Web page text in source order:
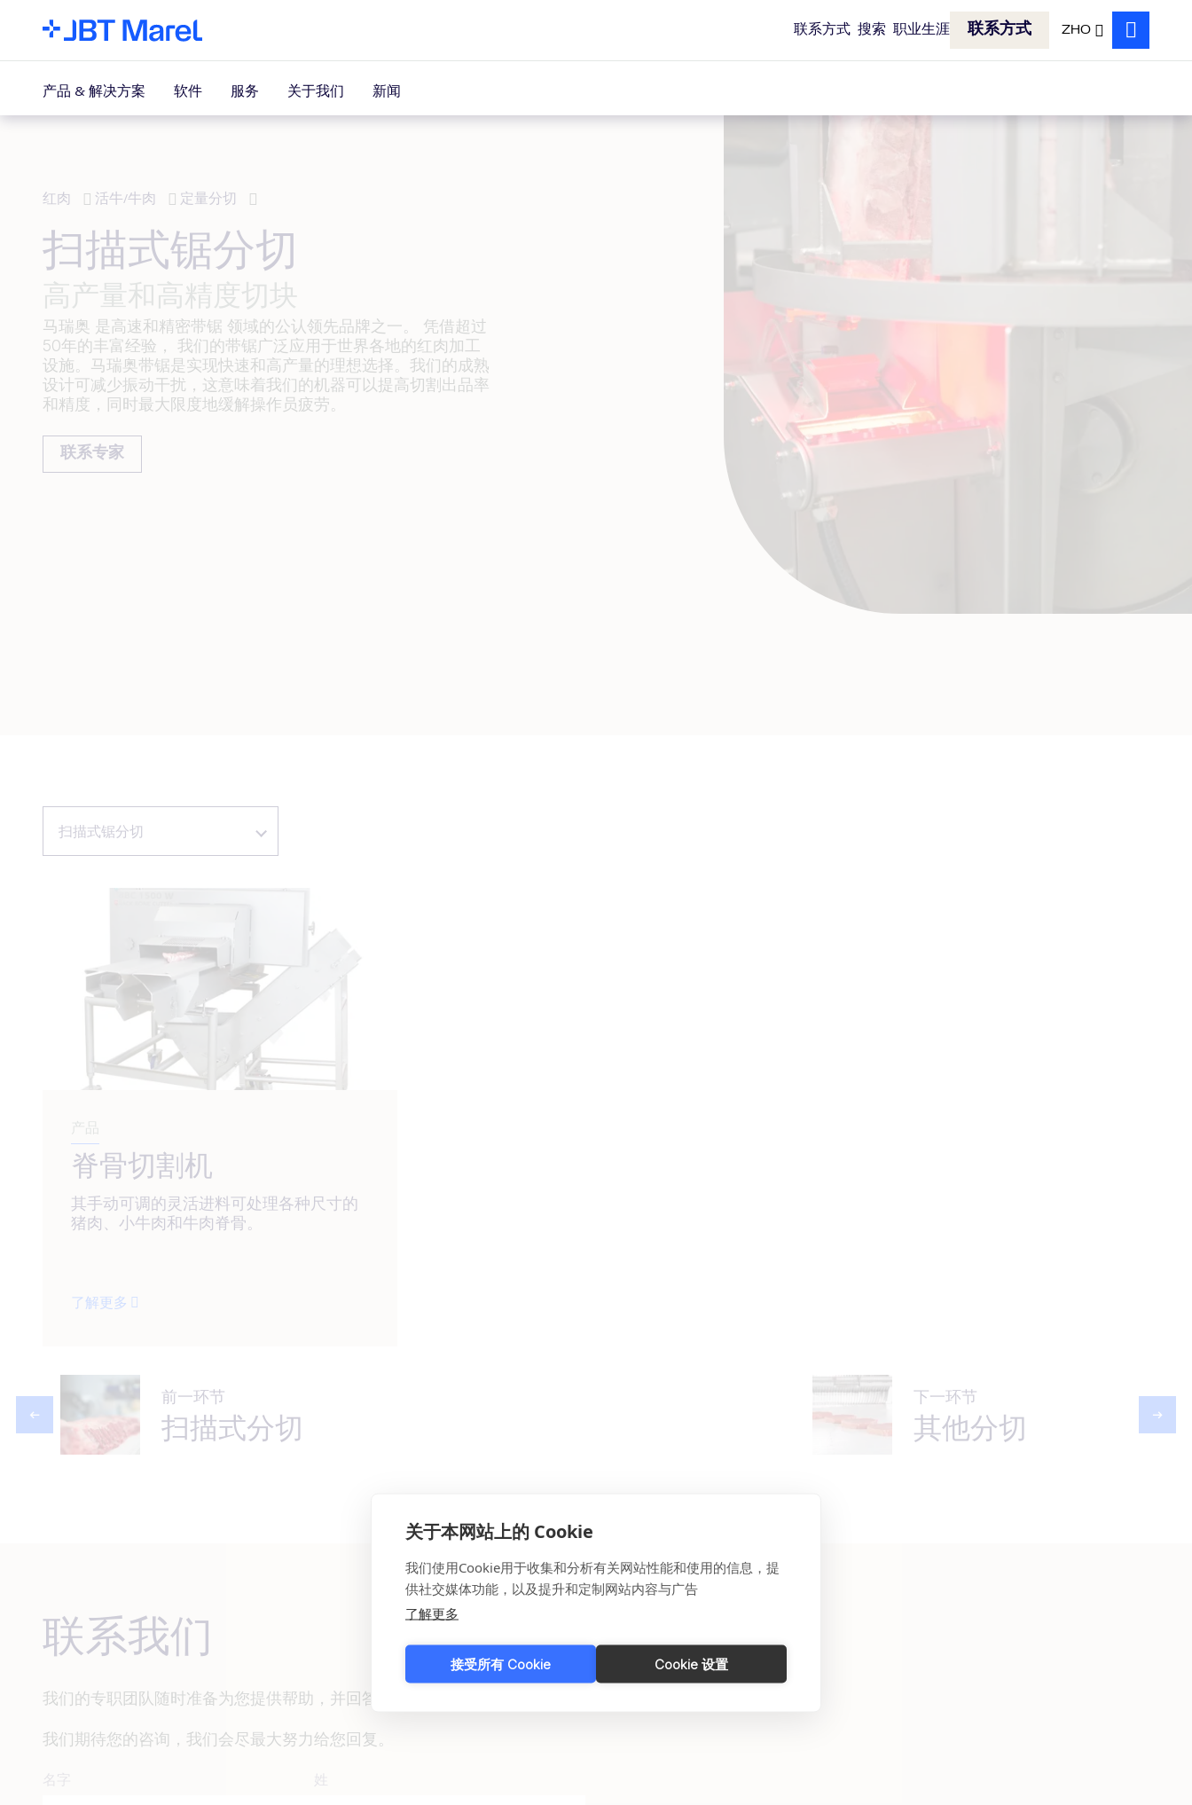
关于本网站上的 Cookie
我们使用Cookie用于收集和分析有关网站性能和使用的信息，提
供社交媒体功能，以及提升和定制网站内容与广告
了解更多
接受所有 Cookie Cookie 设置
联系方式 搜索 职业生涯 联系方式 ZHO
搜索
产品 & 解决方案 软件 服务 关于我们 新闻
红肉 活牛/牛肉 定量分切
扫描式锯分切
高产量和高精度切块
马瑞奥 是高速和精密带锯 领域的公认领先品牌之一。
凭借超过
50年的丰富经验 ， 我们的带锯广泛应用于世界各地的红肉加工
设施。马瑞奥带锯是实现快速和高产量的理想选择。我们的成熟
设计可减少振动干扰，这意味着我们的机器可以提高切割出品率
和精度，同时最大限度地缓解操作员疲劳。
联系专家
扫描式锯分切
产品
脊骨切割机
其手动可调的灵活进料可处理各种尺寸的
猪肉、小牛肉和牛肉脊骨。
了解更多
前一环节
扫描式分切
下一环节
其他分切
联系我们
我们的专职团队随时准备为您提供帮助，并回答您遇到的任何问题。
我们期待您的咨询，我们会尽最大努力给您回复。
姓